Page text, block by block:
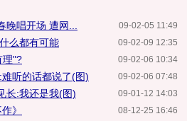
09-02-05 11:49
唱开场 遭网...
09-02-09 12:35
么都有可能
09-02-06 10:34
理"?
09-02-06 07:48
听的话都说了(图)
09-01-12 14:03
长:我还是我(图)
08-12-25 16:46
》